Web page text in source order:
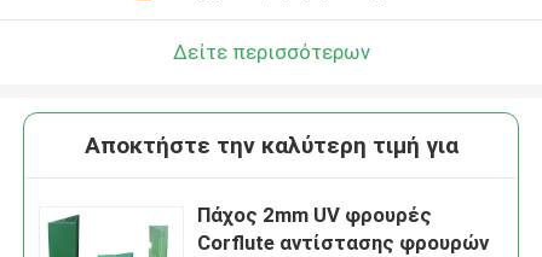
Δείτε περισσότερων
Αποκτήστε την καλύτερη τιμή για
Πάχος 2mm UV φρουρές
Corflute αντίστασης φρουρών